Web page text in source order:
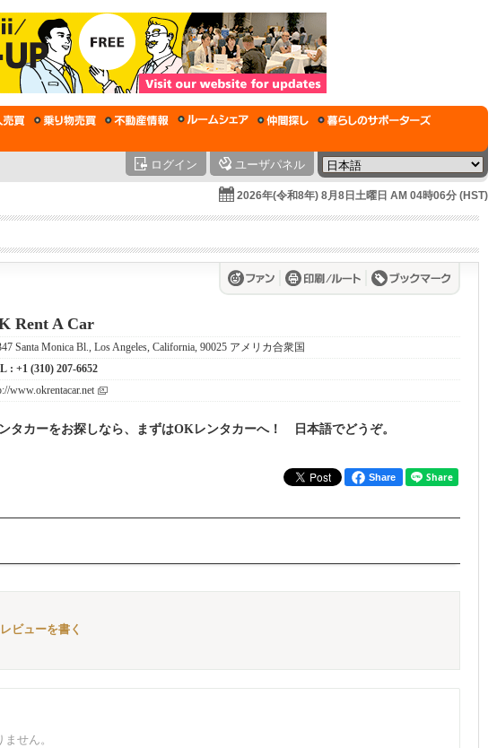
ログイン ユーザパネル
2026年(令和8年) 8月8日土曜日 AM 04時06分 (HST)
Rent A Car
Santa Monica Bl., Los Angeles, California, 90025 アメリカ合衆国
: +1 (310) 207-6652
www.okrentacar.net
タカーをお探しなら、まずはOKレンタカーへ！ 日本語でどうぞ。
Share
ビューを書く
せん。